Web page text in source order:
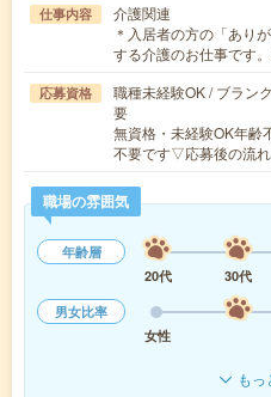
仕事内容
介護関連
＊入居者の方の「あり
する介護のお仕事です
応募資格
職種未経験OK / ブラン
要
無資格・未経験OK年
不要です▽応募後の流
職場の雰囲気
年齢層
20代
30代
男女比率
女性
もっ